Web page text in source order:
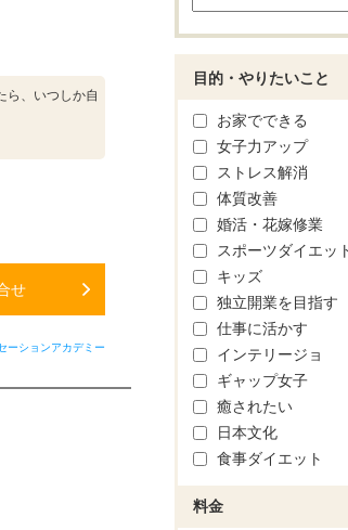
ら、いつしか自
せ
ーションアカデミー
目的・やりたいこと
お家でできる
女子力アップ
ストレス解消
体質改善
婚活・花嫁修業
スポーツダイエッ
キッズ
独立開業を目指す
仕事に活かす
インテリージョ
ギャップ女子
癒されたい
日本文化
食事ダイエット
料金